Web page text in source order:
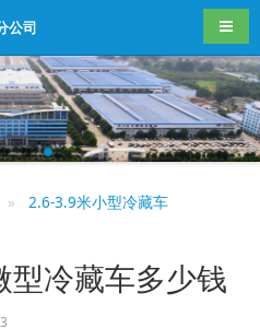
公司 导航
2.6-3.9米小型冷藏车
型冷藏车多少钱